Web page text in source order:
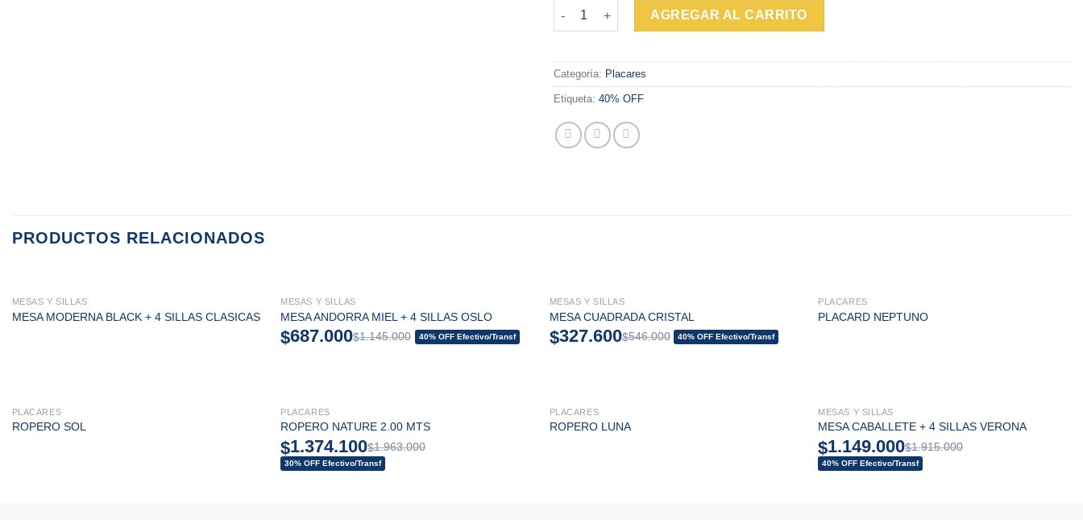
PLACARD NUBE cantidad
AGREGAR AL CARRITO
Categoría: Placares
Etiqueta: 40% OFF
PRODUCTOS RELACIONADOS
PROMO 40% OFF!
MESAS Y SILLAS
MESA MODERNA BLACK + 4 SILLAS CLASICAS
PROMO 40% OFF!
MESAS Y SILLAS
MESA ANDORRA MIEL + 4 SILLAS OSLO
$687.000$1.145.000 40% OFF Efectivo/Transf
PROMO 40% OFF!
MESAS Y SILLAS
MESA CUADRADA CRISTAL
$327.600$546.000 40% OFF Efectivo/Transf
PLACARES
PLACARD NEPTUNO
PLACARES
ROPERO SOL
PLACARES
ROPERO NATURE 2.00 MTS
$1.374.100$1.963.000
30% OFF Efectivo/Transf
PLACARES
ROPERO LUNA
PROMO 40% OFF!
MESAS Y SILLAS
MESA CABALLETE + 4 SILLAS VERONA
$1.149.000$1.915.000
40% OFF Efectivo/Transf